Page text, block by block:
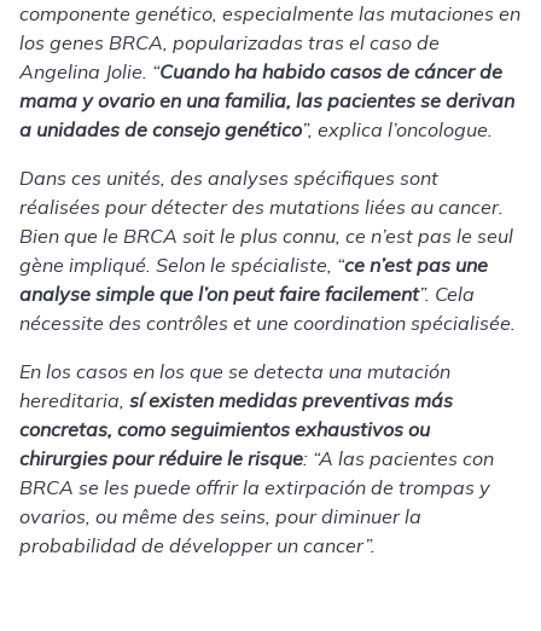
componente genético, especialmente las mutaciones en
los genes BRCA, popularizadas tras el caso de
Angelina Jolie. “Cuando ha habido casos de cáncer de
mama y ovario en una familia, las pacientes se derivan
a unidades de consejo genético”, explica l’oncologue.
Dans ces unités, des analyses spécifiques sont
réalisées pour détecter des mutations liées au cancer.
Bien que le BRCA soit le plus connu, ce n’est pas le seul
gène impliqué. Selon le spécialiste, “ce n’est pas une
analyse simple que l’on peut faire facilement”. Cela
nécessite des contrôles et une coordination spécialisée.
En los casos en los que se detecta una mutación
hereditaria, sí existen medidas preventivas más
concretas, como seguimientos exhaustivos ou
chirurgies pour réduire le risque: “A las pacientes con
BRCA se les puede offrir la extirpación de trompas y
ovarios, ou même des seins, pour diminuer la
probabilidad de développer un cancer”.